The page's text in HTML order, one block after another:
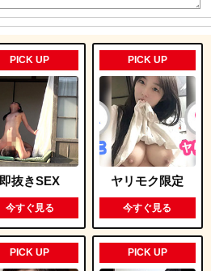
詳しく見る
詳しく見る
エログルLIVE
PICK UP
即抜きSEX
今すぐ見る
PICK UP
ヤリモク限定
今すぐ見る
PICK UP PICK UP